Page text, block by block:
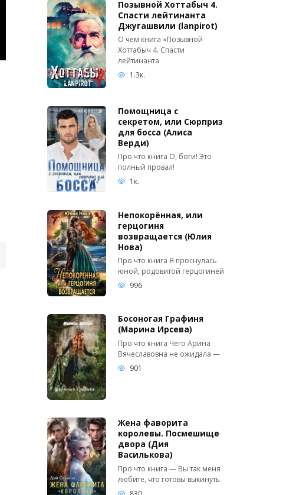
Позывной Хоттабыч 4.
Спасти лейтинанта
Джугашвили (lanpirot)
О чем книга «Позывной
Хоттабыч 4. Спасти
лейтинанта
1.3к.
Помощница с
секретом, или Сюрприз
для босса (Алиса
Верди)
Про что книга О, боги! Это
полный провал!
1к.
Непокорённая, или
герцогиня
возвращается (Юлия
Нова)
Про что книга Я проснулась
юной, родовитой герцогиней
996
Босоногая Графиня
(Марина Ирсева)
Про что книга Чего Арина
Вячеславовна не ожидала —
901
Жена фаворита
королевы. Посмешище
двора (Дия
Василькова)
Про что книга — Вы так меня
любите, что готовы выкинуть